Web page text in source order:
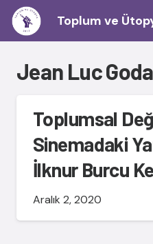
Toplum ve
Jean Luc
Toplumsal
Sinemadaki
İlknur Burcu
Aralık 2, 2020